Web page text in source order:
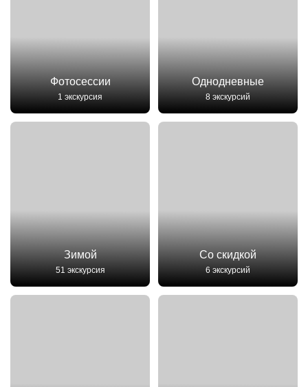
Фотосессии
1 экскурсия
Однодневные
8 экскурсий
Зимой
51 экскурсия
Со скидкой
6 экскурсий